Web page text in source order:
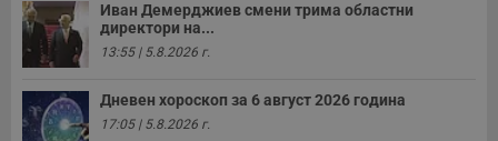
Иван Демерджиев смени трима областни
директори на...
13:55 | 5.8.2026 г.
Дневен хороскоп за 6 август 2026 година
17:05 | 5.8.2026 г.